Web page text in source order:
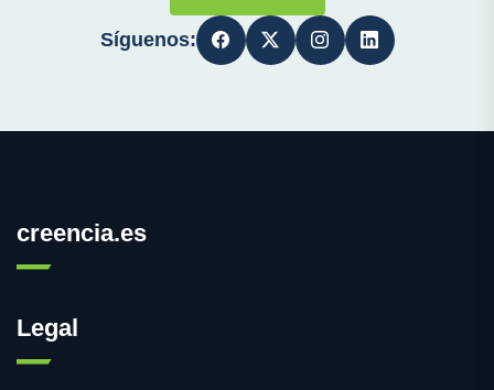
Síguenos:
creencia.es
Legal